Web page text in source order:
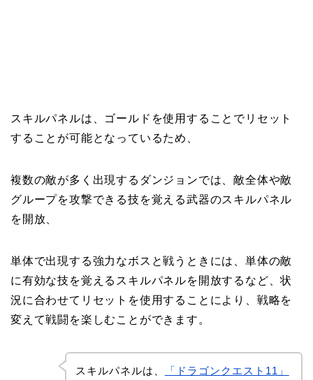
スキルパネルは、ゴールドを使用することでリセット
することが可能となっているため、
複数の敵が多く出現するダンジョンでは、敵全体や敵
グループを攻撃できる技を覚える武器のスキルパネル
を開放、
単体で出現する強力なボスと戦うときには、単体の敵
に有効な技を覚えるスキルパネルを開放するなど、状
況に合わせてリセットを使用することにより、戦略を
変えて戦闘を楽しむことができます。
スキルパネルは、
「ドラゴンクエスト11」